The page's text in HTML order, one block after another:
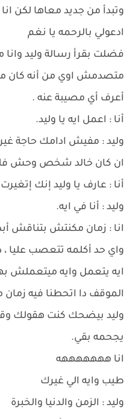
وتبدأ من جديد معاها لكن
ادعولي بالرحمه يا نغم
فضلت بقرأ رسالة وليد
متصدمش اوي من أنه كان
أعرف أي مصيبة عنه .
أنا : اعمل ايه يا وليد.
وليد : مفيش ادامك حاجة غير
ان كان خالد شخص وحش
أنا : عارف يا وليد إنك
وليد : أنا في ايه.
انا : زمان مكنتش بتناقش
واي حد أكلمه تتعصب عليا
ايه يتعمل وايه ميتعملش
الموقف دا اتحطنا فيه
وليد بيضحك كنت هقولك
يجحمه بقي.
انا هههههههه
طيب وايه الي غيرك
وليد : الزمن والدنيا والخبرة